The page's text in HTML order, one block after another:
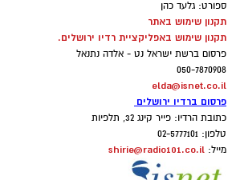
ספורט: גלעד כהן
תקנון שימוש באתר
תקנון שימוש באפליקציית רדיו ירושלים.
פרסום ברשת ישראל נט - אלדה נתנאל
050-7870908
elda@isnet.co.il
פרסום ברדיו ירושלים
כתובת הרדיו: פייר קינג 32, תלפיות
טלפון: 02-5777101
מייל: shirie@radio101.co.il